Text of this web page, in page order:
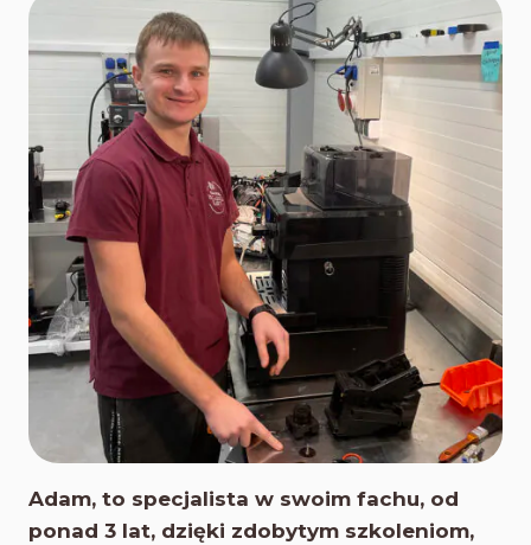
Adam, to specjalista w swoim fachu, od
ponad 3 lat, dzięki zdobytym szkoleniom,